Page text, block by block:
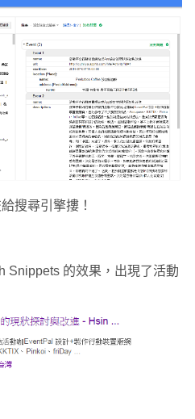
搜尋引擎摟！
Snippets 的效果，出現了活動